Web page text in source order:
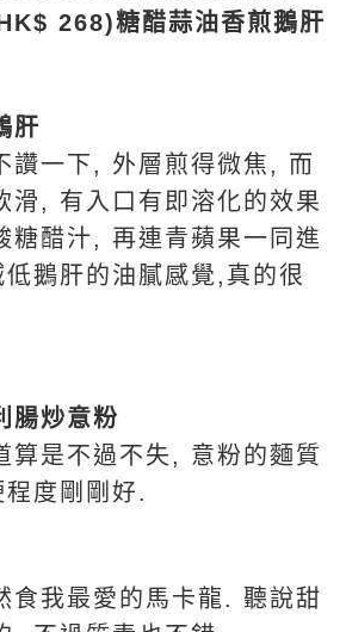
268)糖醋蒜油香煎鵝肝
肝
讚一下, 外層煎得微焦, 而
滑, 有入口有即溶化的效果
糖醋汁, 再連青蘋果一同進
鵝肝的油膩感覺,真的很
腸炒意粉
算是不過不失, 意粉的麵質
程度剛剛好.
食我最愛的馬卡龍. 聽說甜